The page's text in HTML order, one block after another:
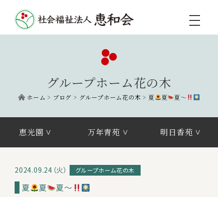
toggle
グループホーム花の木
ホーム > ブログ > グループホーム花の木 >夏 夏 夏～
恵光園 万年青苑 明日香苑
2024.09.24（火） グループホーム花の木
夏 夏
夏～